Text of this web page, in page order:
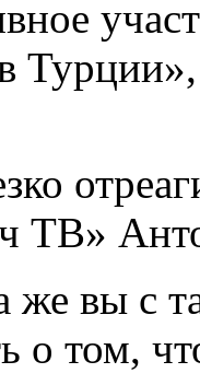
Турции
ТВ»
же вы с
о том,